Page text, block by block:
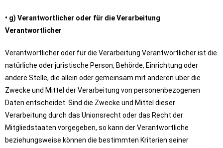
• g) Verantwortlicher oder für die Verarbeitung
Verantwortlicher
Verantwortlicher oder für die Verarbeitung Verantwortlicher ist die
natürliche oder juristische Person, Behörde, Einrichtung oder
andere Stelle, die allein oder gemeinsam mit anderen über die
Zwecke und Mittel der Verarbeitung von personenbezogenen
Daten entscheidet. Sind die Zwecke und Mittel dieser
Verarbeitung durch das Unionsrecht oder das Recht der
Mitgliedstaaten vorgegeben, so kann der Verantwortliche
beziehungsweise können die bestimmten Kriterien seiner